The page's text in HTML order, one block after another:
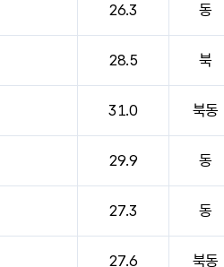
26.3 동
28.5 북
31.0 북동
29.9 동
27.3 동
27.6 북동